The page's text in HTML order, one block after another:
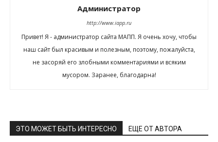
Администратор
http://www.iapp.ru
Привет! Я - администратор сайта МАПП. Я очень хочу, чтобы
наш сайт был красивым и полезным, поэтому, пожалуйста,
не засоряй его злобными комментариями и всяким
мусором. Заранее, благодарна!
ЭТО МОЖЕТ БЫТЬ ИНТЕРЕСНО ЕЩЕ ОТ АВТОРА